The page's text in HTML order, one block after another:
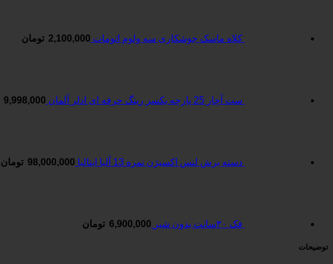
کلاه ماسک جوشکاری سه ولوم اتومات 2,100,000 تومان
ست آچار 25 پارچه یکسر رینگ حرفه ای ادلر آلمان 9,998,000
دسته برش لنس اکسیژن نمره 13 آلبا ایتالیا 98,000,000 تومان
فک ۳۰سانت بدون شیر 6,900,000 تومان
توضیحات